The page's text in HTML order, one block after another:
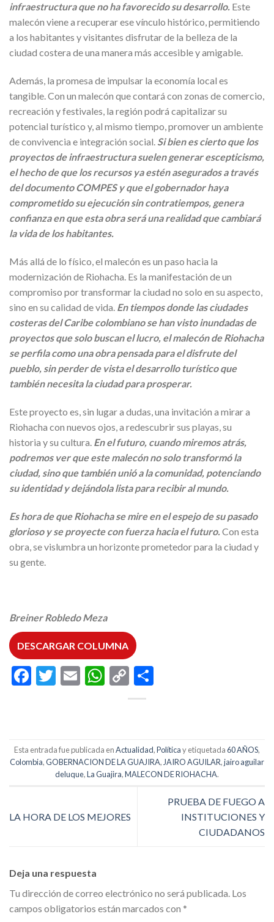
infraestructura que no ha favorecido su desarrollo. Este
malecón viene a recuperar ese vínculo histórico, permitiendo
a los habitantes y visitantes disfrutar de la belleza de la
ciudad costera de una manera más accesible y amigable.
Además, la promesa de impulsar la economía local es
tangible. Con un malecón que contará con zonas de comercio,
recreación y festivales, la región podrá capitalizar su
potencial turístico y, al mismo tiempo, promover un ambiente
de convivencia e integración social. Si bien es cierto que los
proyectos de infraestructura suelen generar escepticismo,
el hecho de que los recursos ya estén asegurados a través
del documento COMPES y que el gobernador haya
comprometido su ejecución sin contratiempos, genera
confianza en que esta obra será una realidad que cambiará
la vida de los habitantes.
Más allá de lo físico, el malecón es un paso hacia la
modernización de Riohacha. Es la manifestación de un
compromiso por transformar la ciudad no solo en su aspecto,
sino en su calidad de vida. En tiempos donde las ciudades
costeras del Caribe colombiano se han visto inundadas de
proyectos que solo buscan el lucro, el malecón de Riohacha
se perfila como una obra pensada para el disfrute del
pueblo, sin perder de vista el desarrollo turístico que
también necesita la ciudad para prosperar.
Este proyecto es, sin lugar a dudas, una invitación a mirar a
Riohacha con nuevos ojos, a redescubrir sus playas, su
historia y su cultura. En el futuro, cuando miremos atrás,
podremos ver que este malecón no solo transformó la
ciudad, sino que también unió a la comunidad, potenciando
su identidad y dejándola lista para recibir al mundo.
Es hora de que Riohacha se mire en el espejo de su pasado
glorioso y se proyecte con fuerza hacia el futuro. Con esta
obra, se vislumbra un horizonte prometedor para la ciudad y
su gente.
Breiner Robledo Meza
DESCARGAR COLUMNA
Facebook
Twitter
EmailWhatsApp
Copy
Link
Esta entrada fue publicada enActualidad,Políticay etiquetada60 AÑOS,
Colombia,GOBERNACION DE LA GUAJIRA, JAIRO AGUILAR,jairo aguilar
deluque,La Guajira,MALECON DE RIOHACHA.
LA HORA DE LOS MEJORES
PRUEBA DE FUEGO A
INSTITUCIONES Y
CIUDADANOS
Deja una respuesta
Tu dirección de correo electrónico no será publicada. Los
campos obligatorios están marcados con *